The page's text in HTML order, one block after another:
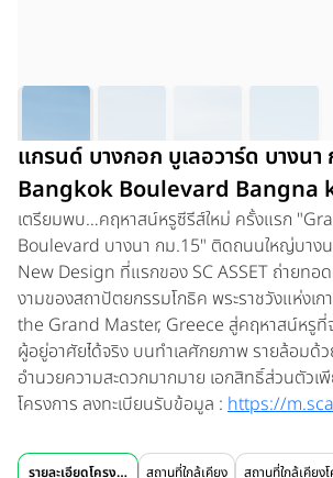
แกรนด์ บางกอก บูเลอวาร์ด บางน
Bangkok Boulevard Bangna
เตรียมพบ…คฤหาสน์หรูซีรีส์ใหม่ ครั้งแรก
Boulevard บางนา กม.15" ติดถนนใหญ่บาง
New Design ที่แรกของ SC ASSET ถ่ายทอ
งามของสถาปัตยกรรมโกธิค พระราชวังแห่งเก
the Grand Master, Greece สู่คฤหาสน์หรูที่
ผู้อยู่อาศัยได้จริง บนทำเลศักยภาพ รายล้อมด้ว
อำนวยความสะดวกมากมาย เอกสิทธิ์ส่วนตัวเ
โครงการ ลงทะเบียนรับข้อมูล : https://
รายละเอียดโครงการ สถานที่ใกล้เคียง สถานที่ใกล้เคียงโ